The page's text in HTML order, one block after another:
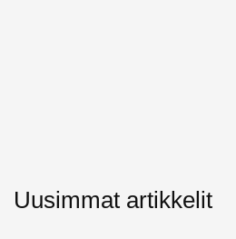
Uusimmat artikkelit